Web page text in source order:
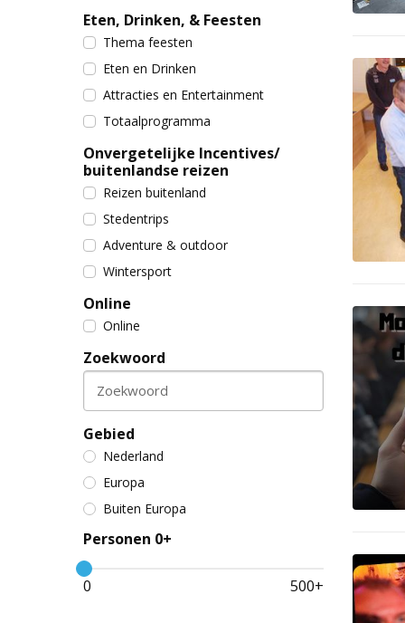
Eten, Drinken, & Feesten
Thema feesten
Eten en Drinken
Attracties en Entertainment
Totaalprogramma
Onvergetelijke Incentives/
buitenlandse reizen
Reizen buitenland
Stedentrips
Adventure & outdoor
Wintersport
Online
Online
Zoekwoord
Zoekwoord
Gebied
Nederland
Europa
Buiten Europa
Personen 0+
0 500+